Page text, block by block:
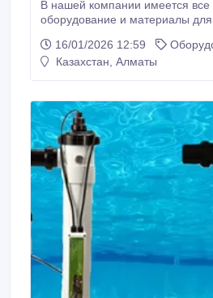
В нашей компании имеется
оборудование и материалы для
оставить запрос на обратный
специалисты с вами свяжутся и
специалисты.
16/01/2026 12:59
Казахстан, Алматы